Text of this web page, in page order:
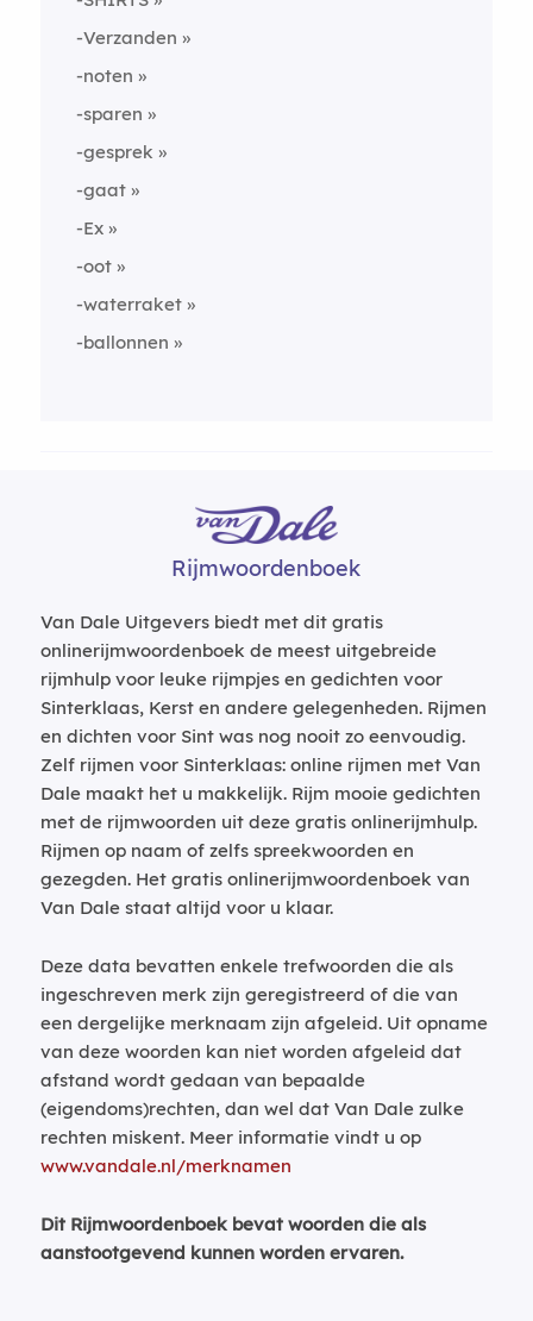
-Verzanden
-noten
-sparen
-gesprek
-gaat
-Ex
-oot
-waterraket
-ballonnen
Rijmwoordenboek
Van Dale Uitgevers biedt met dit gratis
onlinerijmwoordenboek de meest uitgebreide
rijmhulp voor leuke rijmpjes en gedichten voor
Sinterklaas, Kerst en andere gelegenheden. Rijmen
en dichten voor Sint was nog nooit zo eenvoudig.
Zelf rijmen voor Sinterklaas: online rijmen met Van
Dale maakt het u makkelijk. Rijm mooie gedichten
met de rijmwoorden uit deze gratis onlinerijmhulp.
Rijmen op naam of zelfs spreekwoorden en
gezegden. Het gratis onlinerijmwoordenboek van
Van Dale staat altijd voor u klaar.
Deze data bevatten enkele trefwoorden die als
ingeschreven merk zijn geregistreerd of die van
een dergelijke merknaam zijn afgeleid. Uit opname
van deze woorden kan niet worden afgeleid dat
afstand wordt gedaan van bepaalde
(eigendoms)rechten, dan wel dat Van Dale zulke
rechten miskent. Meer informatie vindt u op
www.vandale.nl/merknamen
Dit Rijmwoordenboek bevat woorden die als
aanstootgevend kunnen worden ervaren.